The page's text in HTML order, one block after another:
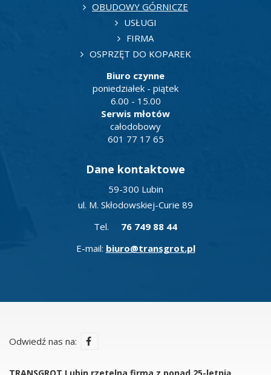
OBUDOWY GÓRNICZE
USŁUGI
FIRMA
OSPRZĘT DO KOPAREK
Biuro czynne
poniedziałek - piątek
6.00 - 15.00
Serwis młotów
całodobowy
601 77 17 65
Dane kontaktowe
59-300 Lubin
ul. M. Skłodowskiej-Curie 89
Tel. 76 749 88 44
E-mail: biuro@transgrot.pl
Odwiedź nas na: